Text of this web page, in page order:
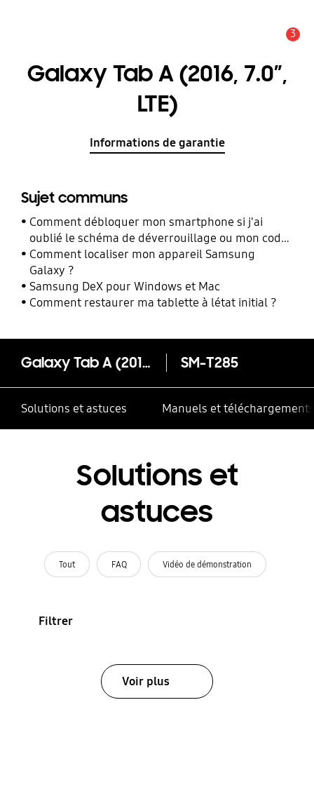
3
Galaxy Tab A (2016, 7.0”,
LTE)
Informations de garantie
Sujet communs
Comment débloquer mon smartphone si j'ai
oublié le schéma de déverrouillage ou mon code
PIN ?
Comment localiser mon appareil Samsung
Galaxy ?
Samsung DeX pour Windows et Mac
Comment restaurer ma tablette à létat initial ?
Galaxy Tab A (2016, 7.0”, LTE) SM-T285
Solutions et astuces Manuels et téléchargements
Solutions et
astuces
Tout FAQ Vidéo de démonstration
Filtrer
Voir plus